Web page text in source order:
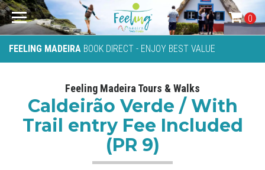
FEELING MADEIRA BOOK DIRECT - ENJOY BEST VALUE
0
Feeling Madeira Tours & Walks
Caldeirão Verde / With
Trail entry Fee Included
(PR 9)